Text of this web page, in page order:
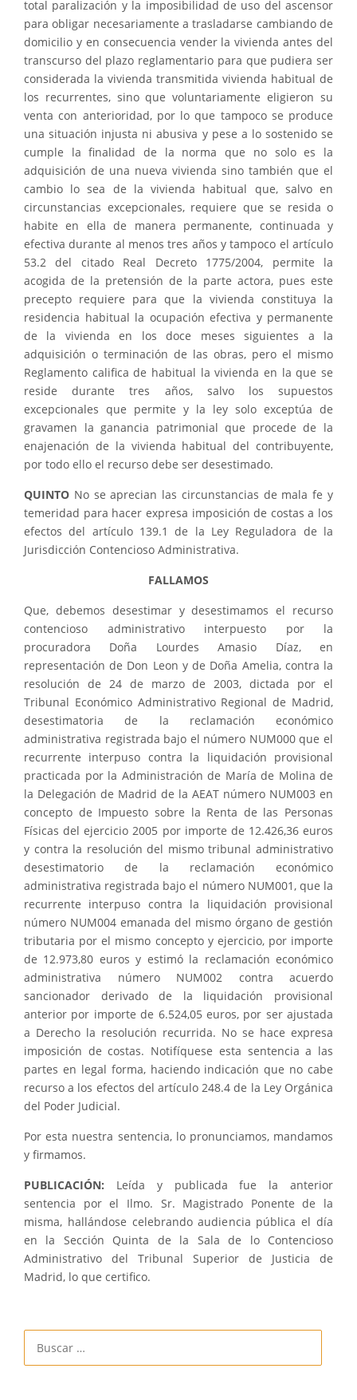
total paralización y la imposibilidad de uso del ascensor
para obligar necesariamente a trasladarse cambiando de
domicilio y en consecuencia vender la vivienda antes del
transcurso del plazo reglamentario para que pudiera ser
considerada la vivienda transmitida vivienda habitual de
los recurrentes, sino que voluntariamente eligieron su
venta con anterioridad, por lo que tampoco se produce
una situación injusta ni abusiva y pese a lo sostenido se
cumple la finalidad de la norma que no solo es la
adquisición de una nueva vivienda sino también que el
cambio lo sea de la vivienda habitual que, salvo en
circunstancias excepcionales, requiere que se resida o
habite en ella de manera permanente, continuada y
efectiva durante al menos tres años y tampoco el artículo
53.2 del citado Real Decreto 1775/2004, permite la
acogida de la pretensión de la parte actora, pues este
precepto requiere para que la vivienda constituya la
residencia habitual la ocupación efectiva y permanente
de la vivienda en los doce meses siguientes a la
adquisición o terminación de las obras, pero el mismo
Reglamento califica de habitual la vivienda en la que se
reside durante tres años, salvo los supuestos
excepcionales que permite y la ley solo exceptúa de
gravamen la ganancia patrimonial que procede de la
enajenación de la vivienda habitual del contribuyente,
por todo ello el recurso debe ser desestimado.
QUINTO No se aprecian las circunstancias de mala fe y
temeridad para hacer expresa imposición de costas a los
efectos del artículo 139.1 de la Ley Reguladora de la
Jurisdicción Contencioso Administrativa.
FALLAMOS
Que, debemos desestimar y desestimamos el recurso
contencioso administrativo interpuesto por la
procuradora Doña Lourdes Amasio Díaz, en
representación de Don Leon y de Doña Amelia, contra la
resolución de 24 de marzo de 2003, dictada por el
Tribunal Económico Administrativo Regional de Madrid,
desestimatoria de la reclamación económico
administrativa registrada bajo el número NUM000 que el
recurrente interpuso contra la liquidación provisional
practicada por la Administración de María de Molina de
la Delegación de Madrid de la AEAT número NUM003 en
concepto de Impuesto sobre la Renta de las Personas
Físicas del ejercicio 2005 por importe de 12.426,36 euros
y contra la resolución del mismo tribunal administrativo
desestimatorio de la reclamación económico
administrativa registrada bajo el número NUM001, que la
recurrente interpuso contra la liquidación provisional
número NUM004 emanada del mismo órgano de gestión
tributaria por el mismo concepto y ejercicio, por importe
de 12.973,80 euros y estimó la reclamación económico
administrativa número
NUM002 contra acuerdo
sancionador derivado de la liquidación provisional
anterior por importe de 6.524,05 euros, por ser ajustada
a Derecho la resolución recurrida. No se hace expresa
imposición de costas. Notifíquese esta sentencia a las
partes en legal forma, haciendo indicación que no cabe
recurso a los efectos del artículo 248.4 de la Ley Orgánica
del Poder Judicial.
Por esta nuestra sentencia, lo pronunciamos, mandamos
y firmamos.
PUBLICACIÓN: Leída y publicada fue la anterior
sentencia por el Ilmo. Sr. Magistrado Ponente de la
misma, hallándose celebrando audiencia pública el día
en la Sección Quinta de la Sala de lo Contencioso
Administrativo del Tribunal Superior de Justicia de
Madrid, lo que certifico.